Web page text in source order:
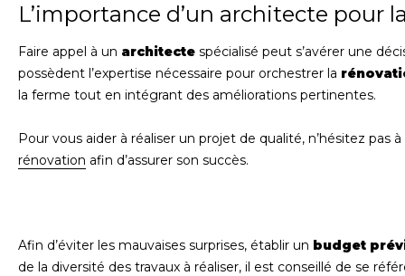
L’importance d’un architecte pour
Faire appel à un architecte spécialisé peut s’avérer une
possèdent l’expertise nécessaire pour orchestrer la
la ferme tout en intégrant des améliorations pertinentes.
Pour vous aider à réaliser un projet de qualité, n’hésitez pas à
rénovation afin d’assurer son succès.
Afin d’éviter les mauvaises surprises, établir un budget
de la diversité des travaux à réaliser, il est conseillé de se